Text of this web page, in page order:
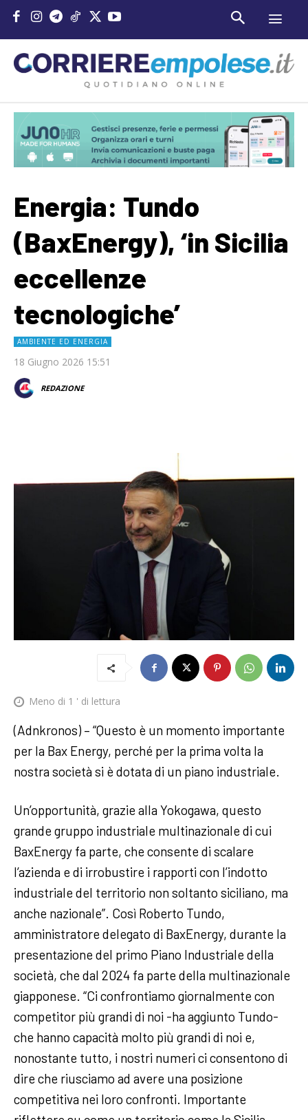
Energia: Tundo
(BaxEnergy), ‘in Sicilia
eccellenze
tecnologiche’
AMBIENTE ED ENERGIA
18 Giugno 2026 15:51
REDAZIONE
Meno di 1 ' di lettura
(Adnkronos) – “Questo è un momento importante
per la Bax Energy, perché per la prima volta la
nostra società si è dotata di un piano industriale.
Un’opportunità, grazie alla Yokogawa, questo
grande gruppo industriale multinazionale di cui
BaxEnergy fa parte, che consente di scalare
l’azienda e di irrobustire i rapporti con l’indotto
industriale del territorio non soltanto siciliano, ma
anche nazionale”. Così Roberto Tundo,
amministratore delegato di BaxEnergy, durante la
presentazione del primo Piano Industriale della
società, che dal 2024 fa parte della multinazionale
giapponese. “Ci confrontiamo giornalmente con
competitor più grandi di noi -ha aggiunto Tundo-
che hanno capacità molto più grandi di noi e,
nonostante tutto, i nostri numeri ci consentono di
dire che riusciamo ad avere una posizione
competitiva nei loro confronti. Importante